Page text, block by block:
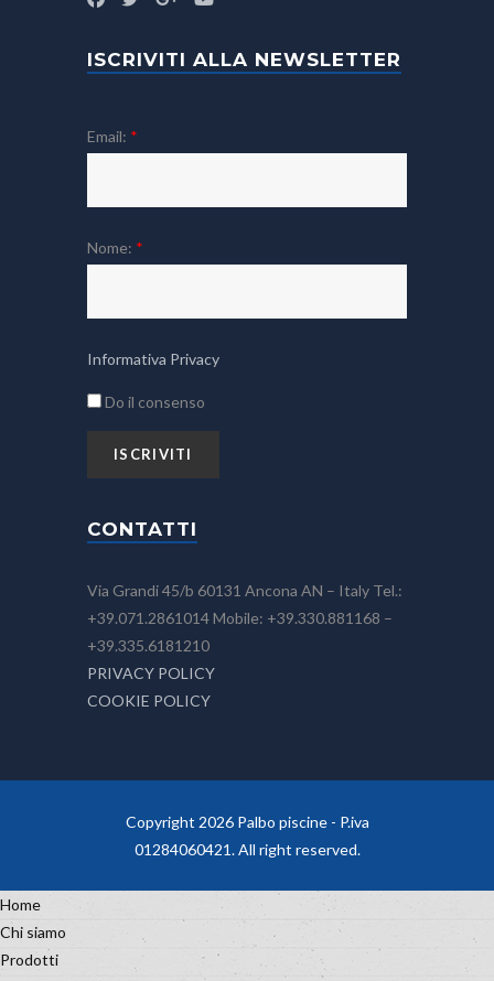
ISCRIVITI ALLA NEWSLETTER
Email: *
Nome: *
Informativa Privacy
Do il consenso
CONTATTI
Via Grandi 45/b 60131 Ancona AN – Italy Tel.:
+39.071.2861014 Mobile: +39.330.881168 –
+39.335.6181210
PRIVACY POLICY
COOKIE POLICY
Copyright 2026 Palbo piscine - P.iva
01284060421. All right reserved.
Home
Chi siamo
Prodotti